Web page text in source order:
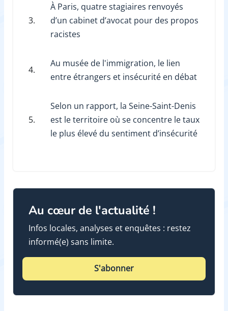
3.
À Paris, quatre stagiaires renvoyés
d’un cabinet d’avocat pour des propos
racistes
4.
Au musée de l'immigration, le lien
entre étrangers et insécurité en débat
5.
Selon un rapport, la Seine-Saint-Denis
est le territoire où se concentre le taux
le plus élevé du sentiment d’insécurité
Au cœur de l'actualité !
Infos locales, analyses et enquêtes : restez
informé(e) sans limite.
S'abonner